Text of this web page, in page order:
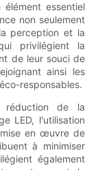
essentiel
non seulement
perception et la
privilégient la
de leur souci de
ainsi les
responsables.
réduction de la
LED, l'utilisation
en œuvre de
à minimiser
également